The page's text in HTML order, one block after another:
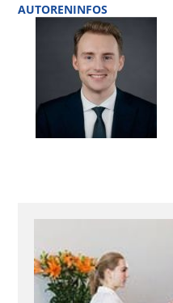
AUTORENINFOS